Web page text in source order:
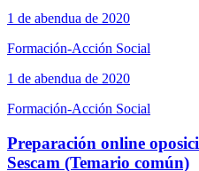
1 de abendua de 2020
Formación-Acción Social
1 de abendua de 2020
Formación-Acción Social
Preparación online
Sescam (Temario común)